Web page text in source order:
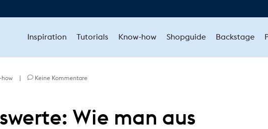
Inspiration Tutorials Know-how Shopguide Backstage
how Keine Kommentare
Wie man aus